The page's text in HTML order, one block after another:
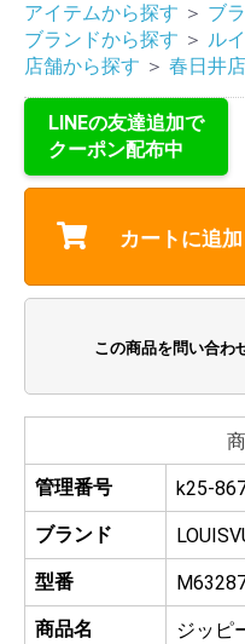
アイテムから探す ＞ ブ
ブランドから探す ＞ ル
店舗から探す ＞ 春日井店
LINEの友達追加で
クーポン配布中
カートに追加
この商品を問い合わ
管理番号
k25-
ブランド
型番
商品名
ジッピ